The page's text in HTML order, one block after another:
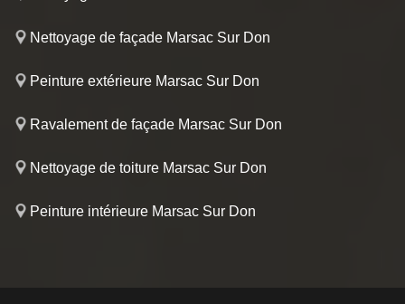
Nettoyage de façade Marsac Sur Don
Peinture extérieure Marsac Sur Don
Ravalement de façade Marsac Sur Don
Nettoyage de toiture Marsac Sur Don
Peinture intérieure Marsac Sur Don